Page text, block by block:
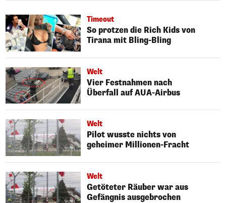
Timeout
So protzen die Rich Kids von
Tirana mit Bling-Bling
Welt
Vier Festnahmen nach
Überfall auf AUA-Airbus
Welt
Pilot wusste nichts von
geheimer Millionen-Fracht
Welt
Getöteter Räuber war aus
Gefängnis ausgebrochen